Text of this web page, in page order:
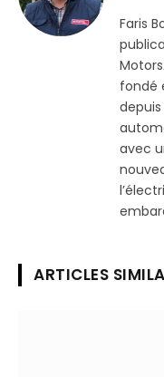
Faris
fondé
depuis
avec
ARTICLES